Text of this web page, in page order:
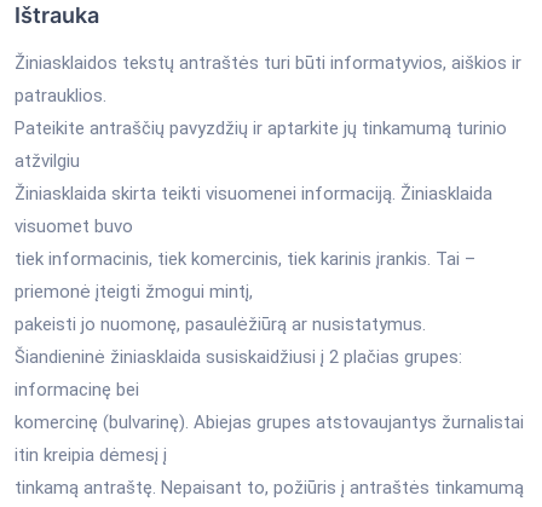
Ištrauka
Žiniasklaidos tekstų antraštės turi būti informatyvios, aiškios ir
patrauklios.
Pateikite antraščių pavyzdžių ir aptarkite jų tinkamumą turinio
atžvilgiu
Žiniasklaida skirta teikti visuomenei informaciją. Žiniasklaida
visuomet buvo
tiek informacinis, tiek komercinis, tiek karinis įrankis. Tai –
priemonė įteigti žmogui mintį,
pakeisti jo nuomonę, pasaulėžiūrą ar nusistatymus.
Šiandieninė žiniasklaida susiskaidžiusi į 2 plačias grupes:
informacinę bei
komercinę (bulvarinę). Abiejas grupes atstovaujantys žurnalistai
itin kreipia dėmesį į
tinkamą antraštę. Nepaisant to, požiūris į antraštės tinkamumą